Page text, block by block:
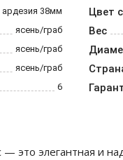
ардезия 38мм
ясень/граб
ясень/граб
ясень/граб
6
Цвет
Вес
это элегантная и